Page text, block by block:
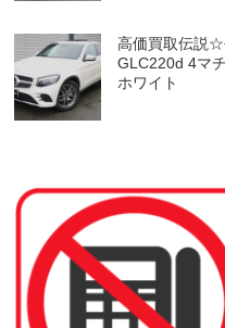
高価買取伝説☆
GLC220d 4マ
ホワイト